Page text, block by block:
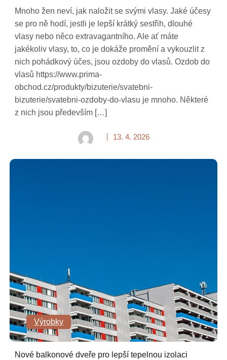
Mnoho žen neví, jak naložit se svými vlasy. Jaké účesy
se pro ně hodí, jestli je lepší krátký sestřih, dlouhé
vlasy nebo něco extravagantního. Ale ať máte
jakékoliv vlasy, to, co je dokáže promění a vykouzlit z
nich pohádkový účes, jsou ozdoby do vlasů. Ozdob do
vlasů https://www.prima-
obchod.cz/produkty/bizuterie/svatebni-
bizuterie/svatebni-ozdoby-do-vlasu je mnoho. Některé
z nich jsou především […]
13. 4. 2026
Výrobky
Nové balkonové dveře pro lepší tepelnou izolaci